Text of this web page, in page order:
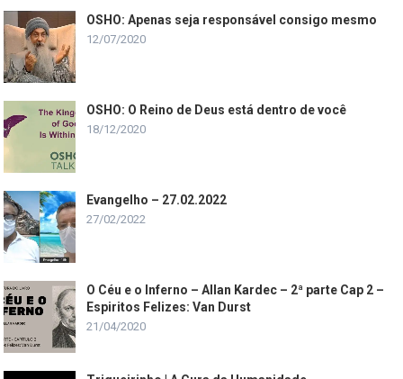
OSHO: Apenas seja responsável consigo mesmo
12/07/2020
OSHO: O Reino de Deus está dentro de você
18/12/2020
Evangelho – 27.02.2022
27/02/2022
O Céu e o Inferno – Allan Kardec – 2ª parte Cap 2 –
Espiritos Felizes: Van Durst
21/04/2020